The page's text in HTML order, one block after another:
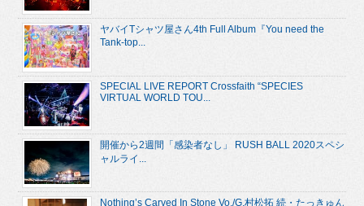
ヤバイTシャツ屋さん4th Full Album『You need the
Tank-top...
SPECIAL LIVE REPORT Crossfaith “SPECIES
VIRTUAL WORLD TOU...
開催から2週間「感染者なし」 RUSH BALL 2020スペシ
ャルライ...
Nothing’s Carved In Stone Vo./G.村松拓 続・たっきゅん